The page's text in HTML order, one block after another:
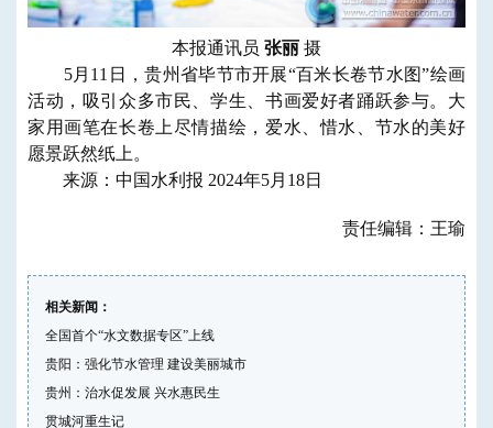
本报通讯员 张丽 摄
5月11日，贵州省毕节市开展“百米长卷节水图”绘画
活动，吸引众多市民、学生、书画爱好者踊跃参与。大
家用画笔在长卷上尽情描绘，爱水、惜水、节水的美好
愿景跃然纸上。
来源：中国水利报 2024年5月18日
责任编辑：王瑜
相关新闻：
全国首个“水文数据专区”上线
贵阳：强化节水管理 建设美丽城市
贵州：治水促发展 兴水惠民生
贯城河重生记